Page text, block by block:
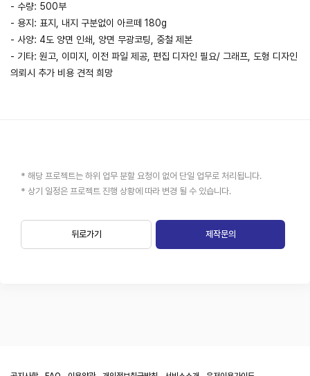
- 수량: 500부
- 용지: 표지, 내지 구분없이 아르떼 180g
- 사양: 4도 양면 인쇄, 양면 무광코팅, 중철 제본
- 기타: 원고, 이미지, 이전 파일 제공, 편집 디자인 필요/ 그래프, 도형 디자인
의뢰시 추가 비용 견적 희망
* 해당 프로젝트는 하위 업무 분할 요청이 없어 단일 업무로 처리됩니다.
* 상기 일정은 프로젝트 진행 상황에 따라 변경 될 수 있습니다.
뒤로가기 제작문의